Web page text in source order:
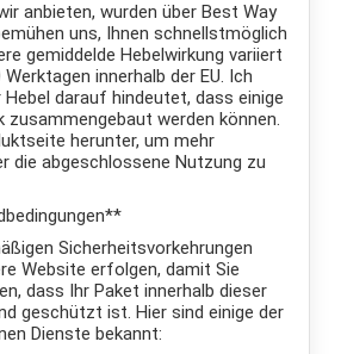
anbieten, wurden über Best Way
uns, Ihnen schnellstmöglich
gemiddelde Hebelwirkung variiert
innerhalb der EU. Ich
Hebel darauf hindeutet, dass einige
zusammengebaut werden können.
herunter, um mehr
die abgeschlossene Nutzung zu
Sicherheitsvorkehrungen
Website erfolgen, damit Sie
dass Ihr Paket innerhalb dieser
geschützt ist. Hier sind einige der
Dienste bekannt: